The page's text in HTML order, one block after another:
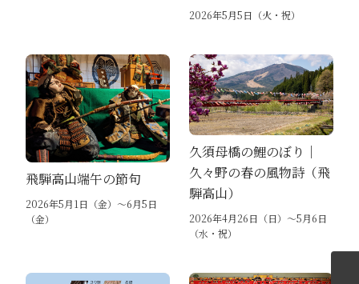
2026年5月5日（火・祝）
飛騨高山端午の節句
2026年5月1日（金）～6月5日
（金）
久須母橋の鯉のぼり｜
久々野の春の風物詩（飛
騨高山）
2026年4月26日（日）～5月6日
（水・祝）